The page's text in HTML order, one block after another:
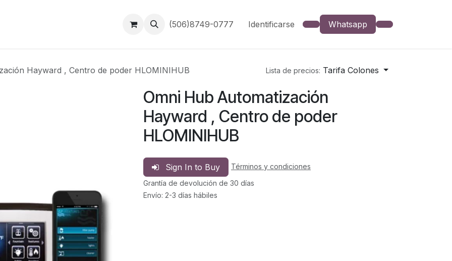
(506)8749-0777 Identificarse Whatsapp
Hayward , Centro de poder HLOMINIHUB Lista de precios: Tarifa Colones
Omni Hub Automatización
Hayward , Centro de poder
HLOMINIHUB
Sign In to Buy
Términos y condiciones
Grantía de devolución de 30 días
Envío: 2-3 días hábiles